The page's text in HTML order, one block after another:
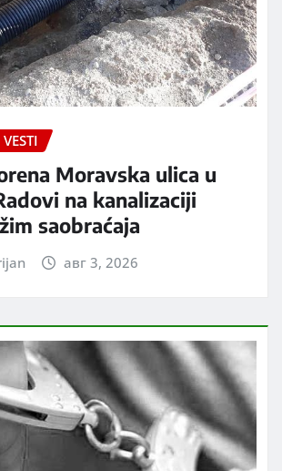
VESTI
Moravska ulica u
na kanalizaciji
saobraćaja
авг 3, 2026